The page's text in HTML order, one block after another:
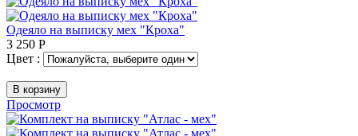
Одеяло на выписку мех "Кроха"
3 250 Р
Цвет :
В корзину
Просмотр